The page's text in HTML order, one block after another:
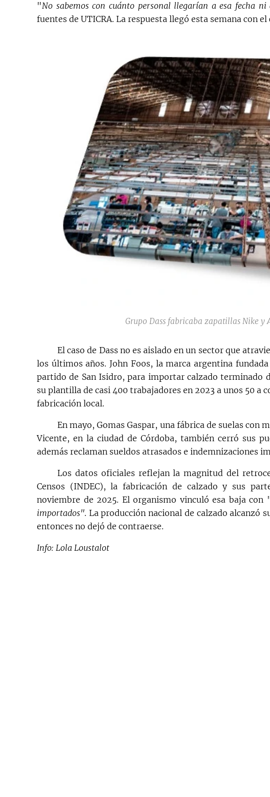
"No sabemos con cuánto personal llegarían a esa fecha ni
fuentes de UTICRA. La respuesta llegó esta semana con
Grupo Dass fabricaba zapatillas Nike y
El caso de Dass no es aislado en un sector que
los últimos años. John Foos, la marca argentina
partido de San Isidro, para importar calzado terminado
su plantilla de casi 400 trabajadores en 2023 a unos 50 a
fabricación local.
En mayo, Gomas Gaspar, una fábrica de suelas con
Vicente, en la ciudad de Córdoba, también cerró sus
además reclaman sueldos atrasados e indemnizaciones
Los datos oficiales reflejan la magnitud del
Censos (INDEC), la fabricación de calzado y sus
noviembre de 2025. El organismo vinculó esa baja con
importados". La producción nacional de calzado alcanzó
entonces no dejó de contraerse.
Info: Lola Loustalot